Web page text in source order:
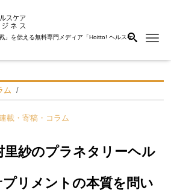
」を伝える無料専門メディア「Hoitto! ヘルスケ
ム
載・寄稿・コラム
里紗のプラネタリーヘル
リメントの本質を問い